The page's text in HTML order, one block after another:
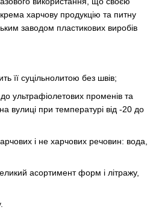
харчову продукцію та питну
заводом пластикових виробів
її суцільнолитою без швів;
ультрафіолетових променів та
вулиці при температурі від -20 до
і не харчових речовин: вода,
асортимент форм і літражу,